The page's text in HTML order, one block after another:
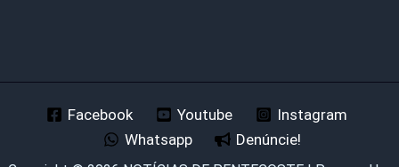
Facebook Youtube
Instagram
Whatsapp
Denúncie!